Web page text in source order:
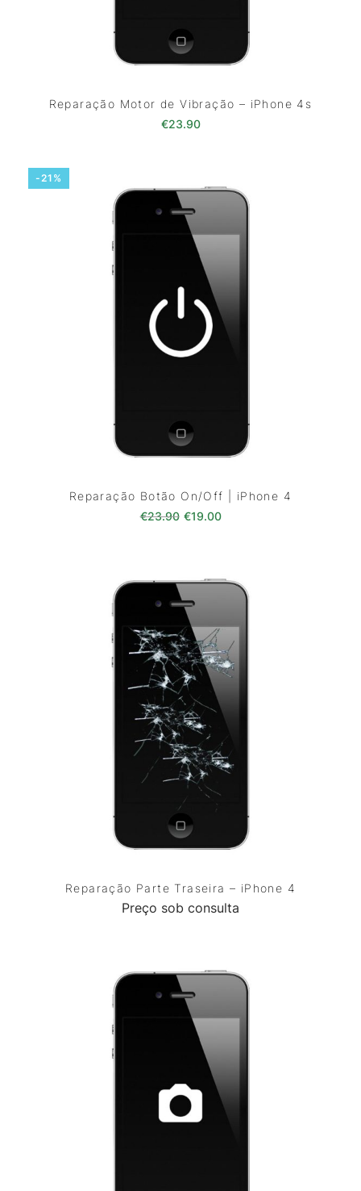
Reparação Motor de Vibração – iPhone 4s
€23.90
-21%
Reparação Botão On/Off | iPhone 4
€23.90 O preço original era: €23.90.
€19.00O preço atual é:
Reparação Parte Traseira – iPhone 4
Preço sob consulta